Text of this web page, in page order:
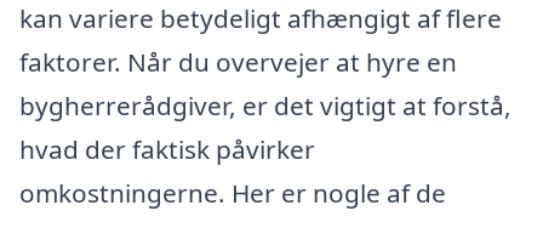
kan variere betydeligt afhængigt af flere
faktorer. Når du overvejer at hyre en
bygherrerådgiver, er det vigtigt at forstå,
hvad der faktisk påvirker
omkostningerne. Her er nogle af de